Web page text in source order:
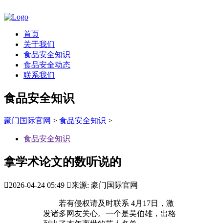
首页
关于我们
食品安全知识
食品安全动态
联系我们
食品安全知识
豪门国际官网 > 食品安全知识 >
食品安全知识
拿学术论文的数听说的
2026-04-24 05:49 来源: 豪门国际官网
若有侵权请及时联系 4月17日，激
发诸多网友关心。一个是吴伯雄，出格